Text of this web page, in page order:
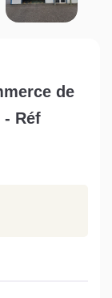
les
?
de
- Réf